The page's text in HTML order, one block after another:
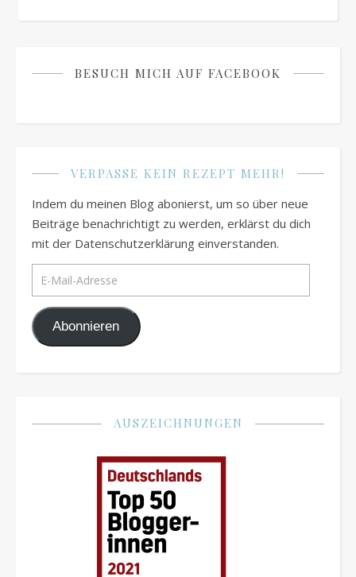
BESUCH MICH AUF FACEBOOK
VERPASSE KEIN REZEPT MEHR!
Indem du meinen Blog abonierst, um so über neue
Beiträge benachrichtigt zu werden, erklärst du dich
mit der Datenschutzerklärung einverstanden.
E-Mail-Adresse
Abonnieren
AUSZEICHNUNGEN